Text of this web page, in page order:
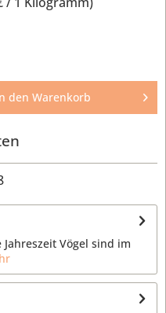
den Warenkorb
Vögel sind im